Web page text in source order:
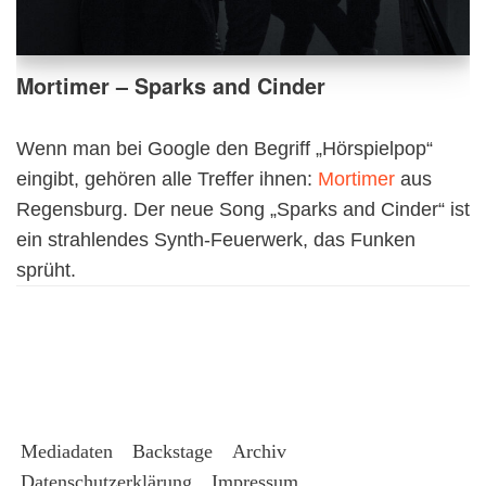
Mortimer – Sparks and Cinder
Wenn man bei Google den Begriff „Hörspielpop“
eingibt, gehören alle Treffer ihnen: Mortimer aus
Regensburg. Der neue Song „Sparks and Cinder“ ist
ein strahlendes Synth-Feuerwerk, das Funken
sprüht.
Mediadaten Backstage
Archiv
Datenschutzerklärung
Impressum